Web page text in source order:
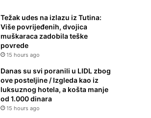
Težak udes na izlazu iz Tutina:
Više povrijeđenih, dvojica
muškaraca zadobila teške
povrede
15 hours ago
Danas su svi poranili u LIDL zbog
ove posteljine / Izgleda kao iz
luksuznog hotela, a košta manje
od 1.000 dinara
15 hours ago